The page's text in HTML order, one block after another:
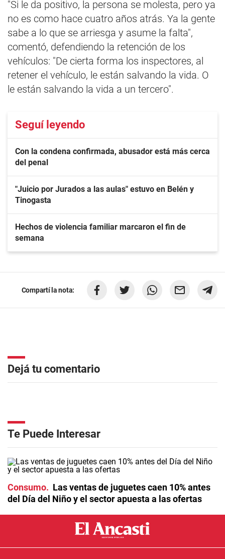
"Si le da positivo, la persona se molesta, pero ya
no es como hace cuatro años atrás. Ya la gente
sabe a lo que se arriesga y asume la falta",
comentó, defendiendo la retención de los
vehículos: "De cierta forma los inspectores, al
retener el vehículo, le están salvando la vida. O
le están salvando la vida a un tercero".
Seguí leyendo
Con la condena confirmada, abusador está más cerca
del penal
"Juicio por Jurados a las aulas" estuvo en Belén y
Tinogasta
Hechos de violencia familiar marcaron el fin de
semana
Compartí la nota:
Dejá tu comentario
Te Puede Interesar
Consumo
Las ventas de juguetes caen 10% antes
del Día del Niño y el sector apuesta a las ofertas